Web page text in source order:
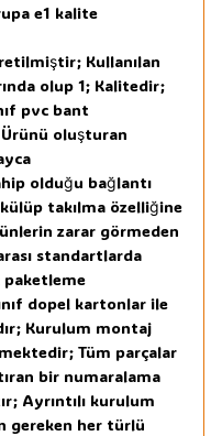
e1 kalite
Kullanılan
olup 1; Kalitedir;
pvc bant
Ürünü oluşturan
olduğu bağlantı
takılma özelliğine
zarar görmeden
standartlarda
paketleme
dopel kartonlar ile
Kurulum montaj
Tüm parçalar
bir numaralama
Ayrıntılı kurulum
gereken her türlü